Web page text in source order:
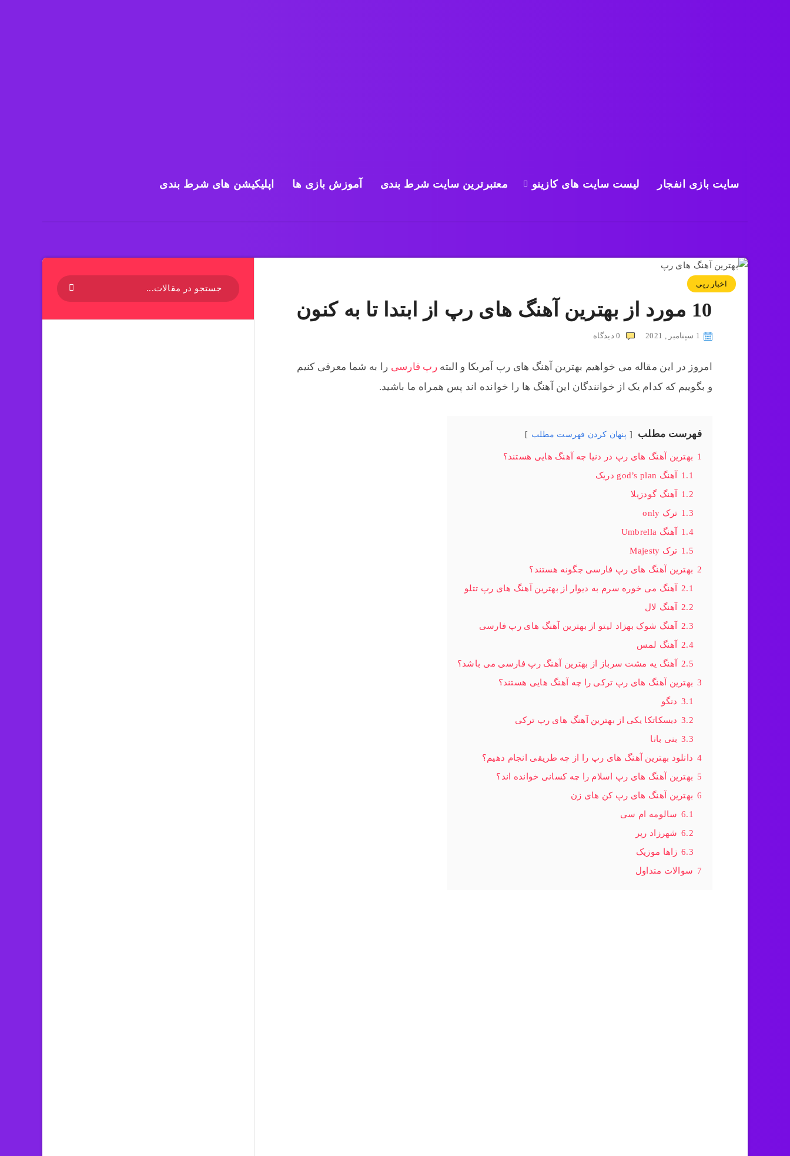
سایت بازی انفجار لیست سایت های کازینو معتبرترین سایت شرط بندی آموزش بازی ها اپلیکیشن های شرط بندی
اخبار رپی
10 مورد از بهترین آهنگ های رپ از ابتدا تا به کنون
1 سپتامبر , 2021 0 دیدگاه
امروز در این مقاله می خواهیم بهترین آهنگ های رپ آمریکا و البته رپ فارسی را به شما معرفی کنیم
و بگوییم که کدام یک از خوانندگان این آهنگ ها را خوانده اند پس همراه ما باشید.
فهرست مطلب پنهان کردن فهرست مطلب
1 بهترین آهنگ های رپ در دنیا چه آهنگ هایی هستند؟
1.1 آهنگ god’s plan دریک
1.2 آهنگ گودزیلا
1.3 ترک only
1.4 آهنگ Umbrella
1.5 ترک Majesty
2 بهترین آهنگ های رپ فارسی چگونه هستند؟
2.1 آهنگ می خوره سرم به دیوار از بهترین آهنگ های رپ تتلو
2.2 آهنگ لال
2.3 آهنگ شوک بهزاد لیتو از بهترین آهنگ های رپ فارسی
2.4 آهنگ لمس
2.5 آهنگ یه مشت سرباز از بهترین آهنگ رپ فارسی می باشد؟
3 بهترین آهنگ های رپ ترکی را چه آهنگ هایی هستند؟
3.1 دنگو
3.2 دیسکاتکا یکی از بهترین آهنگ های رپ ترکی
3.3 بنی بانا
4 دانلود بهترین آهنگ های رپ را از چه طریقی انجام دهیم؟
5 بهترین آهنگ های رپ اسلام را چه کسانی خوانده اند؟
6 بهترین آهنگ های رپ کن های زن
6.1 سالومه ام سی
6.2 شهرزاد رپر
6.3 زاها موزیک
7 سوالات متداول